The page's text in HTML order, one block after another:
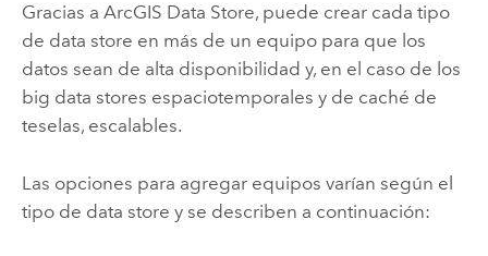
Gracias a ArcGIS Data Store, puede crear cada tipo
de data store en más de un equipo para que los
datos sean de alta disponibilidad y, en el caso de los
big data stores espaciotemporales y de caché de
teselas, escalables.
Las opciones para agregar equipos varían según el
tipo de data store y se describen a continuación: